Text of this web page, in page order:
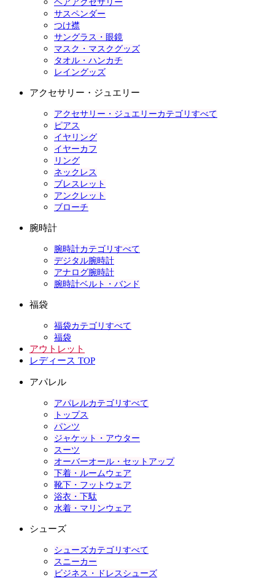
ヘアアクセサリー
サスペンダー
つけ襟
サングラス・眼鏡
マスク・マスクグッズ
タオル・ハンカチ
レイングッズ
アクセサリー・ジュエリー
アクセサリー・ジュエリーカテゴリすべて
ピアス
イヤリング
イヤーカフ
リング
ネックレス
ブレスレット
アンクレット
ブローチ
腕時計
腕時計カテゴリすべて
デジタル腕時計
アナログ腕時計
腕時計ベルト・バンド
福袋
福袋カテゴリすべて
福袋
アウトレット
レディース TOP
アパレル
アパレルカテゴリすべて
トップス
パンツ
ジャケット・アウター
スーツ
オーバーオール・セットアップ
下着・ルームウェア
靴下・フットウェア
浴衣・下駄
水着・マリンウェア
シューズ
シューズカテゴリすべて
スニーカー
ビジネス・ドレスシューズ